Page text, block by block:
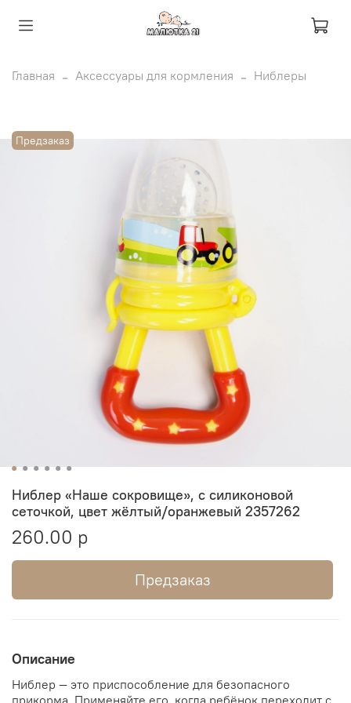
Главная Аксессуары для кормления Ниблеры
Предзаказ
Ниблер «Наше сокровище», с силиконовой
сеточкой, цвет жёлтый/оранжевый 2357262
260.00 р
Предзаказ
Описание
Ниблер — это приспособление для безопасного